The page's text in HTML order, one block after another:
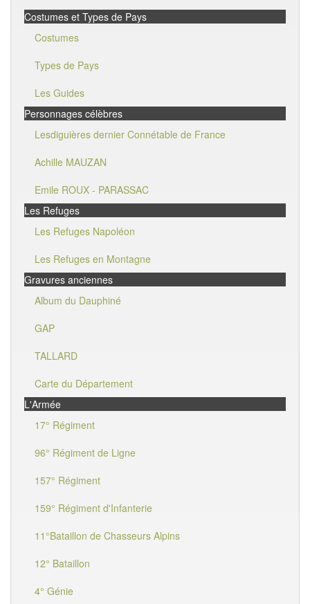
Costumes et Types de Pays
Costumes
Types de Pays
Les Guides
Personnages célèbres
Lesdiguières dernier Connétable de France
Achille MAUZAN
Emile ROUX - PARASSAC
Les Refuges
Les Refuges Napoléon
Les Refuges en Montagne
Gravures anciennes
Album du Dauphiné
GAP
TALLARD
Carte du Département
L'Armée
17° Régiment
96° Régiment de Ligne
157° Régiment
159° Régiment d'Infanterie
11°Bataillon de Chasseurs Alpins
12° Bataillon
4° Génie